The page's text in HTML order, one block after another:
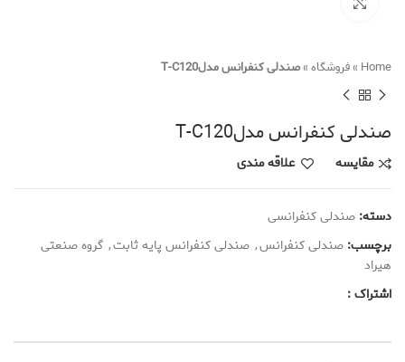
Home
»فروشگاه»صندلی کنفرانس مدلT-C120
صندلی کنفرانس مدلT-C120
مقایسه علاقه مندی
دسته: صندلی کنفرانسی
برچسب: صندلی کنفرانس, صندلی کنفرانس پایه ثابت, گروه صنعتی
هیراد
اشتراک :